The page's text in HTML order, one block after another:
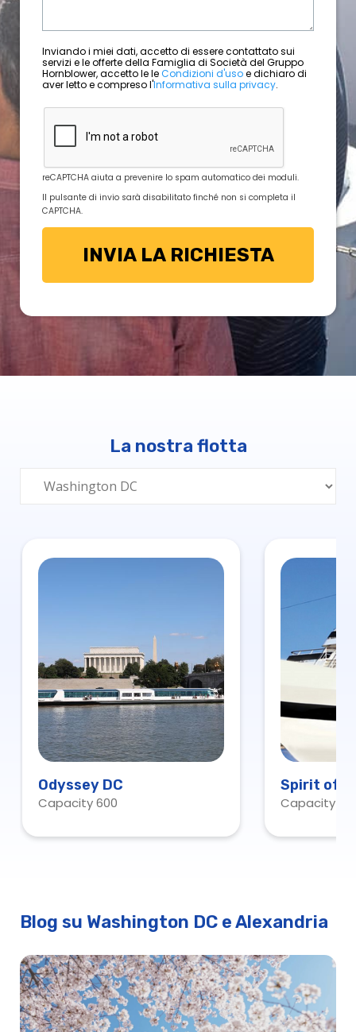
Inviando i miei dati, accetto di essere contattato sui
servizi e le offerte della Famiglia di Società del Gruppo
Hornblower, accetto le leCondizioni d'usoe dichiaro di
aver letto e compreso l'Informativa sulla privacy.
reCAPTCHA aiuta a prevenire lo spam automatico dei moduli.
Il pulsante di invio sarà disabilitato finché non si completa il
CAPTCHA.
La nostra flotta
Odyssey DC
Capacity 600
Spirit of
Capacity
Blog su Washington DC e Alexandria